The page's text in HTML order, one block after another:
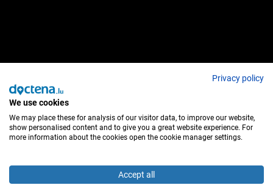
Privacy policy
We use cookies
We may place these for analysis of our visitor data, to improve our website,
show personalised content and to give you a great website experience. For
more information about the cookies open the cookie manager settings.
Accept all